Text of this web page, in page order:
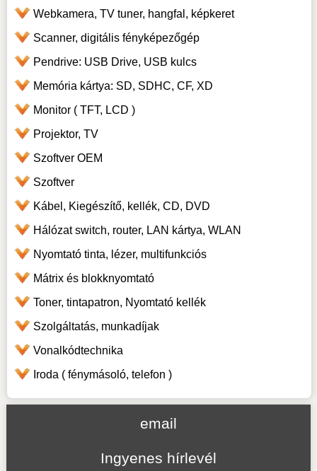
Webkamera, TV tuner, hangfal, képkeret
Scanner, digitális fényképezőgép
Pendrive: USB Drive, USB kulcs
Memória kártya: SD, SDHC, CF, XD
Monitor ( TFT, LCD )
Projektor, TV
Szoftver OEM
Szoftver
Kábel, Kiegészítő, kellék, CD, DVD
Hálózat switch, router, LAN kártya, WLAN
Nyomtató tinta, lézer, multifunkciós
Mátrix és blokknyomtató
Toner, tintapatron, Nyomtató kellék
Szolgáltatás, munkadíjak
Vonalkódtechnika
Iroda ( fénymásoló, telefon )
email
Ingyenes hírlevél